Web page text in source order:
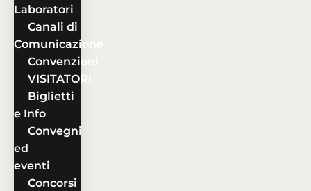
Laboratori
Canali di
Comunicazione
Convenzioni
VISITATORI
Biglietti
e Info
Convegni
ed
eventi
Concorsi